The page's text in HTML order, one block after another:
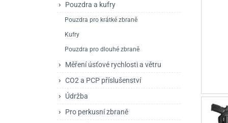
Zbraně na ZP
Příslušenství pro
Brokovnice
Brokovnice
Příslušenství pro
Mačety a sekery
Kuše
Pouzdra a kufry
Pouzdra pro krátké zbraně
Kufry
Pouzdra pro dlouhé zbraně
Měření úsťové rychlosti a větru
CO2 a PCP příslušenství
Údržba
Pro perkusní zbraně